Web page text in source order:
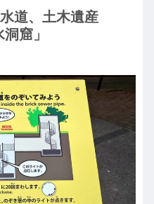
道、土木遺産
窟」